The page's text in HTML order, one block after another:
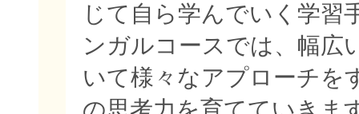
じて自ら学んでいく学習
ンガルコースでは、幅広
いて様々なアプローチを